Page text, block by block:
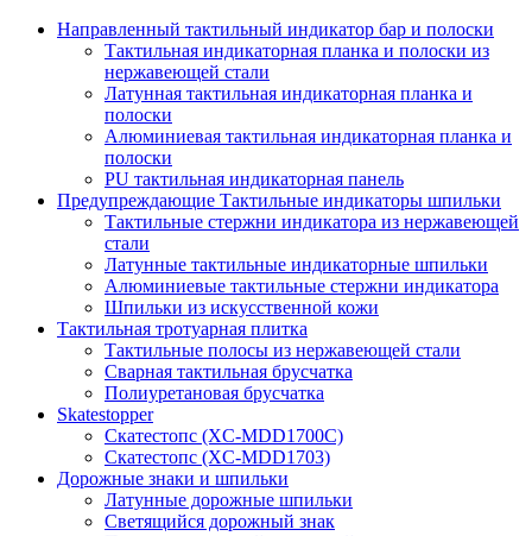
Направленный тактильный индикатор бар и полоски
Тактильная индикаторная планка и полоски из
нержавеющей стали
Латунная тактильная индикаторная планка и
полоски
Алюминиевая тактильная индикаторная планка и
полоски
PU тактильная индикаторная панель
Предупреждающие Тактильные индикаторы шпильки
Тактильные стержни индикатора из нержавеющей
стали
Латунные тактильные индикаторные шпильки
Алюминиевые тактильные стержни индикатора
Шпильки из искусственной кожи
Тактильная тротуарная плитка
Тактильные полосы из нержавеющей стали
Сварная тактильная брусчатка
Полиуретановая брусчатка
Skatestopper
Скатестопс (XC-MDD1700C)
Скатестопс (XC-MDD1703)
Дорожные знаки и шпильки
Латунные дорожные шпильки
Светящийся дорожный знак